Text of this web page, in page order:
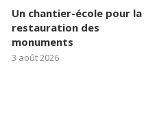
Un chantier-école pour la
restauration des
monuments
3 août 2026